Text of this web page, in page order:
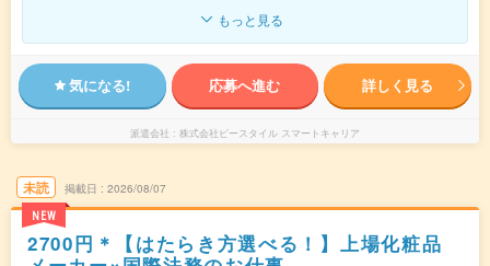
もっと見る
気になる! 応募へ進む 詳しく見る
派遣会社 株式会社ビースタイル スマートキャリア
未読
NEW
掲載日 2026/08/07
2700円＊【はたらき方選べる！】上場化粧品